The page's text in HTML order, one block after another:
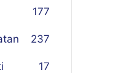
177
237
17